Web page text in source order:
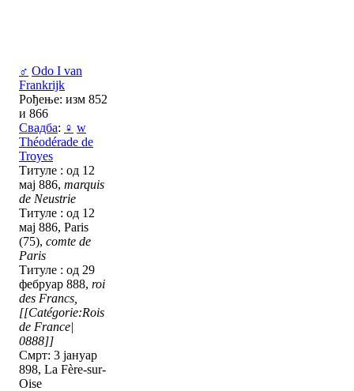
♂ Odo I van
Frankrijk
Рођење: изм 852
и 866
Свадба: ♀ w
Théodérade de
Troyes
Титуле : од 12
мај 886, marquis
de Neustrie
Титуле : од 12
мај 886, Paris
(75), comte de
Paris
Титуле : од 29
фебруар 888, roi
des Francs,
[[Catégorie:Rois
de France|
0888]]
Смрт: 3 јануар
898, La Fère-sur-
Oise